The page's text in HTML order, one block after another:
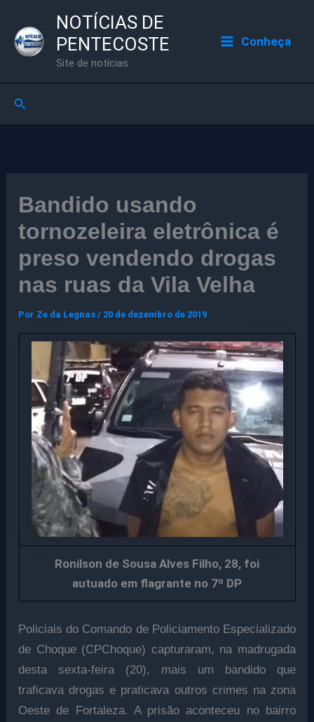
para
NOTÍCIAS DE
PENTECOSTE
Site de notícias
Conheça
Pesquisar
Bandido usando
tornozeleira eletrônica é
preso vendendo drogas
nas ruas da Vila Velha
Por Ze da Legnas/ 20 de dezembro de 2019
Ronilson de Sousa Alves Filho, 28, foi
autuado em flagrante no 7º DP
Policiais do Comando de Policiamento Especializado
de Choque (CPChoque) capturaram, na madrugada
desta sexta-feira (20), mais um bandido que
traficava drogas e praticava outros crimes na zona
Oeste de Fortaleza. A prisão aconteceu no bairro